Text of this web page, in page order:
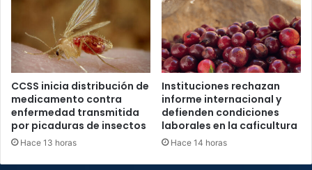
CCSS inicia distribución de
medicamento contra
enfermedad transmitida
por picaduras de insectos
Hace 13 horas
Instituciones rechazan
informe internacional y
defienden condiciones
laborales en la caficultura
Hace 14 horas